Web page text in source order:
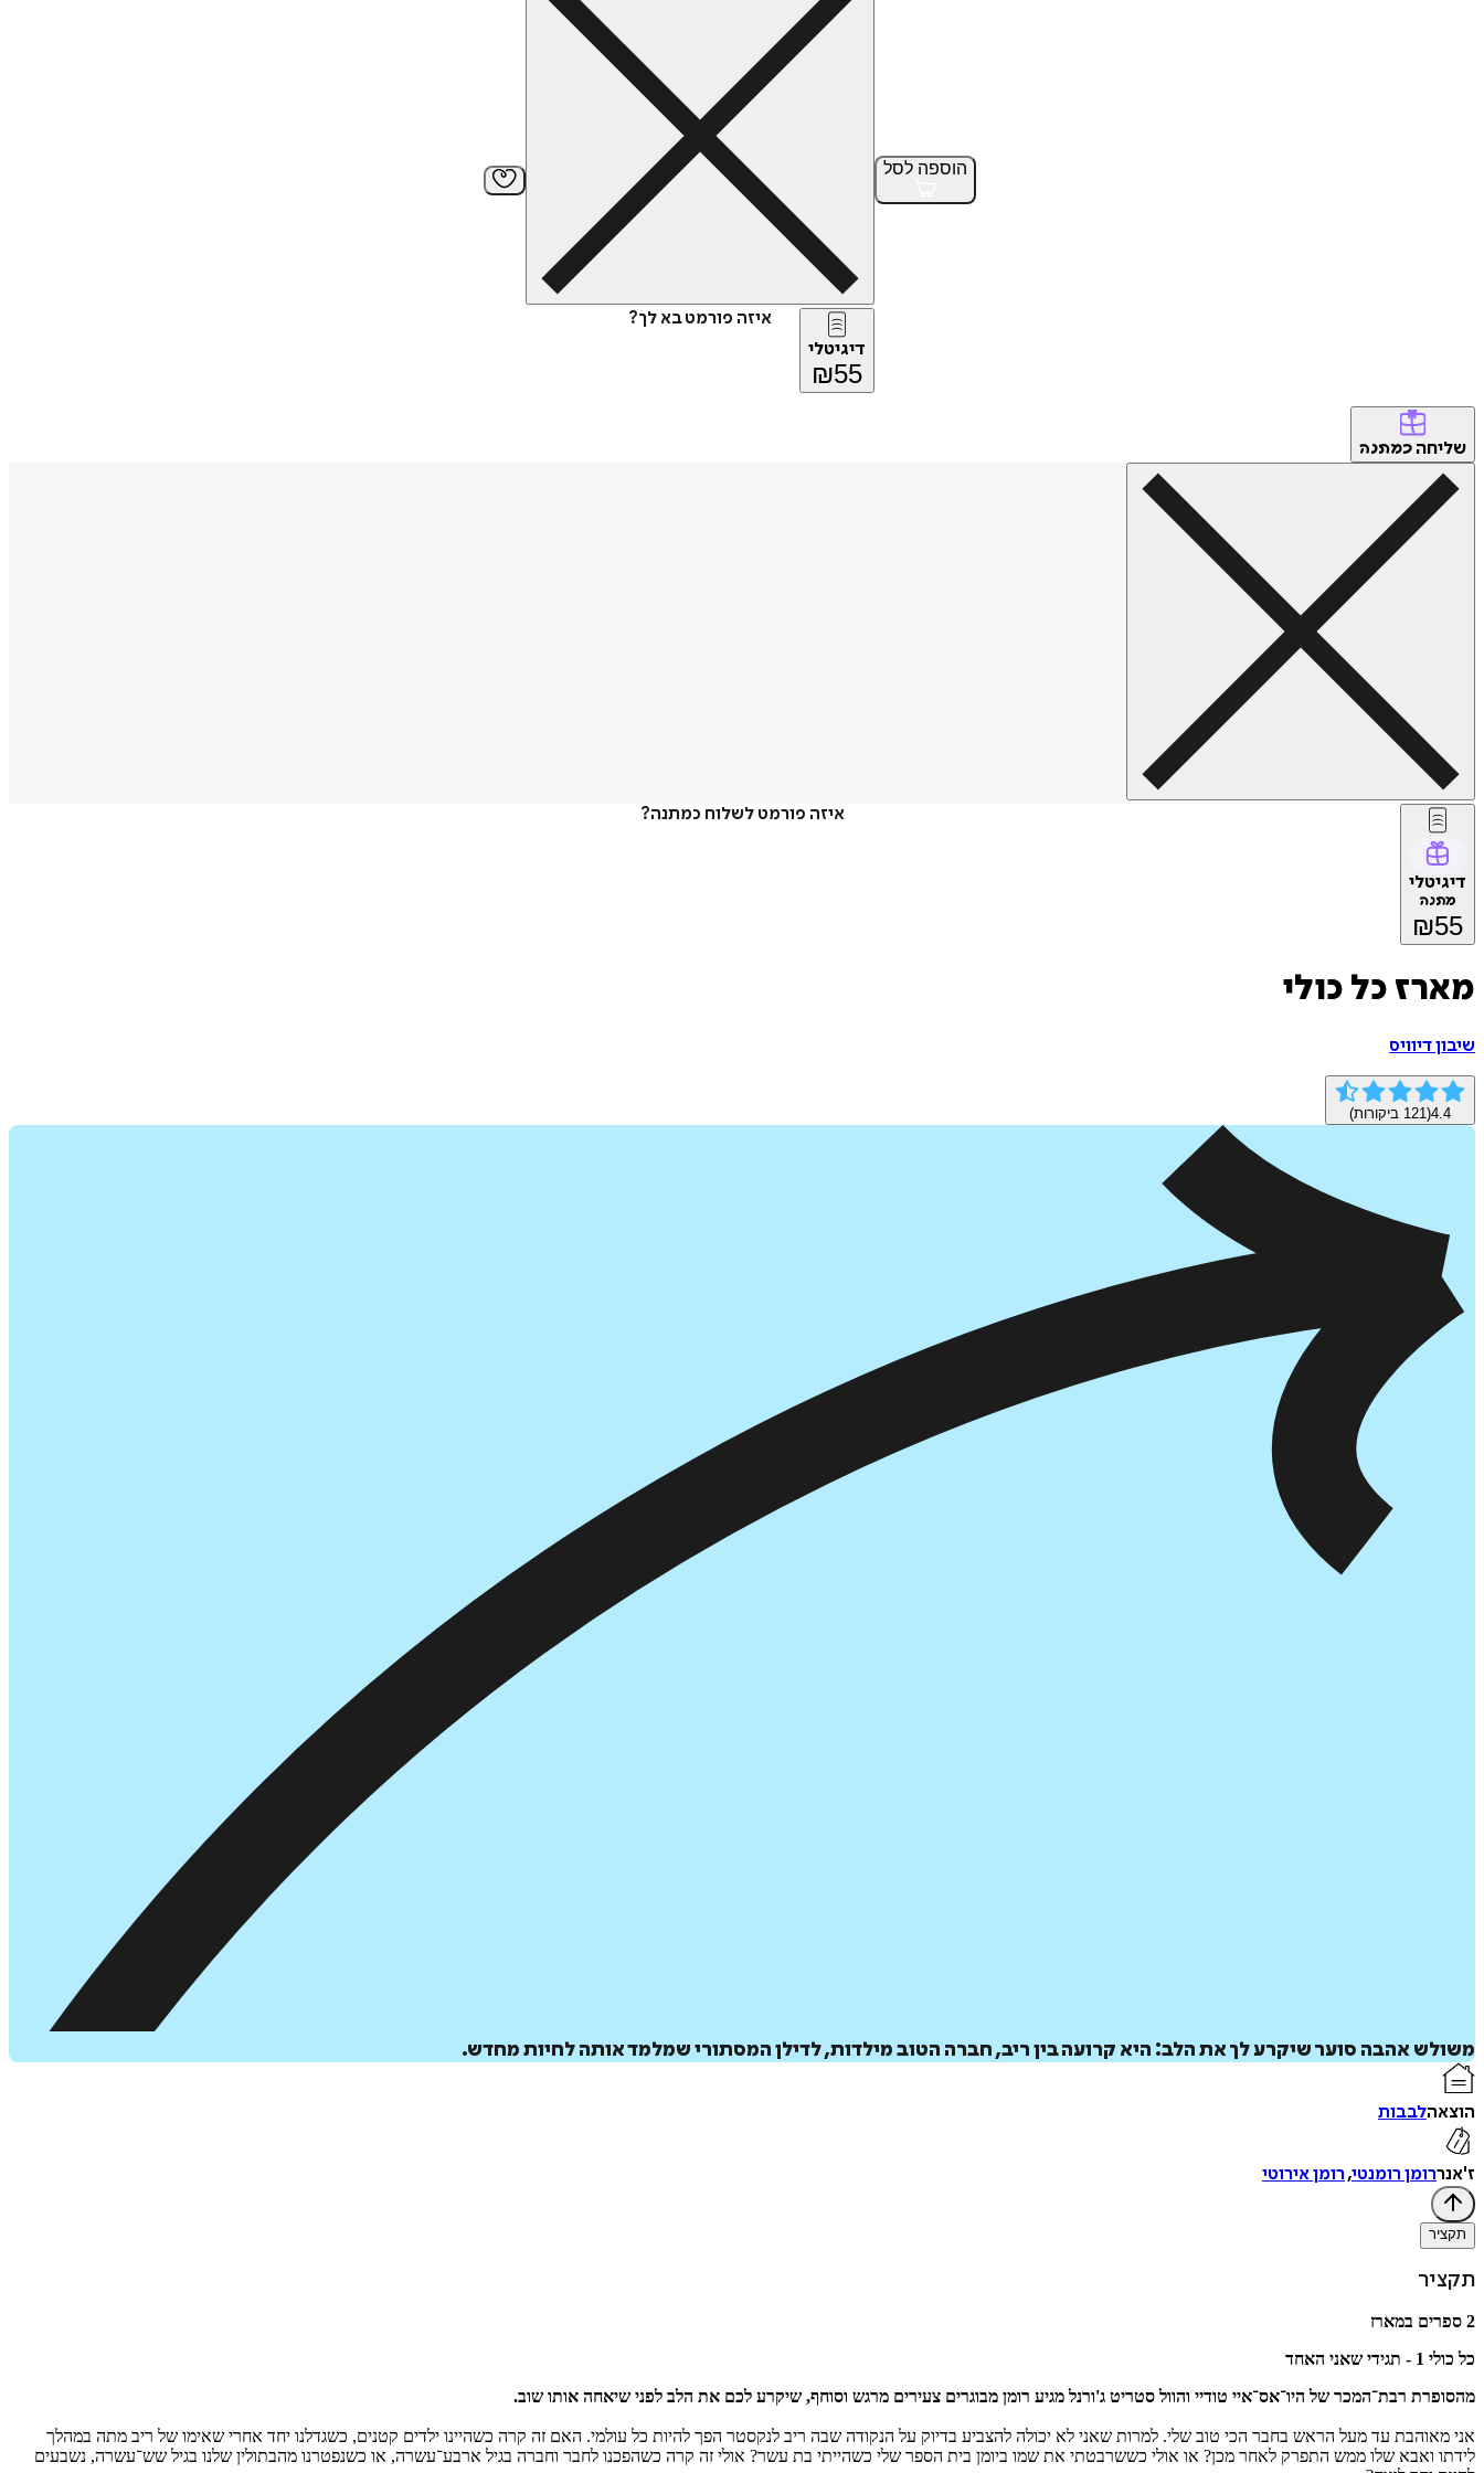
הוספה לסל
איזה פורמט בא לך?
דיגיטלי
₪55
שליחה כמתנה
איזה פורמט לשלוח כמתנה?
דיגיטלי
מתנה
₪55
מארז כל כולי
שיבון דיוויס
4.4
(
121 ביקורות)
משולש אהבה סוער שיקרע לך את הלב: היא קרועה בין ריב, חברה הטוב מילדות, לדילן המסתורי שמלמד אותה לחיות מחדש.
הוצאהלבבות
ז'אנררומן רומנטי,רומן אירוטי
תקציר
תקציר
2 ספרים במארז
כל כולי 1 - תגידי שאני האחד
מהסופרת רבת־המכר של היו־אס־איי טודיי והוול סטריט ג'ורנל מגיע רומן מבוגרים צעירים מרגש וסוחף, שיקרע לכם את הלב לפני שיאחה אותו שוב.
אני מאוהבת עד מעל הראש בחבר הכי טוב שלי. למרות שאני לא יכולה להצביע בדיוק על הנקודה שבה ריב לנקסטר הפך להיות כל עולמי. האם זה קרה כשהיינו ילדים קטנים, כשגדלנו יחד אחרי שאימו של ריב מתה במהלך
לידתו ואבא שלו ממש התפרק לאחר מכן? או אולי כששרבטתי את שמו ביומן בית הספר שלי כשהייתי בת עשר? אולי זה קרה כשהפכנו לחבר וחברה בגיל ארבע־עשרה, או כשנפטרנו מהבתולין שלנו בגיל שש־עשרה, נשבעים